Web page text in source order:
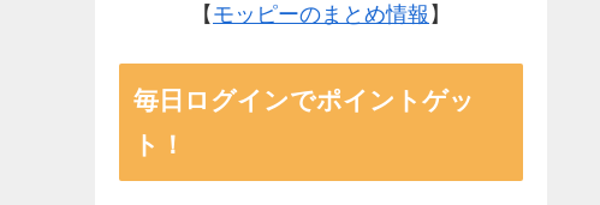
【 モッピーのまとめ情報 】
毎日ログインでポイントゲッ
ト！